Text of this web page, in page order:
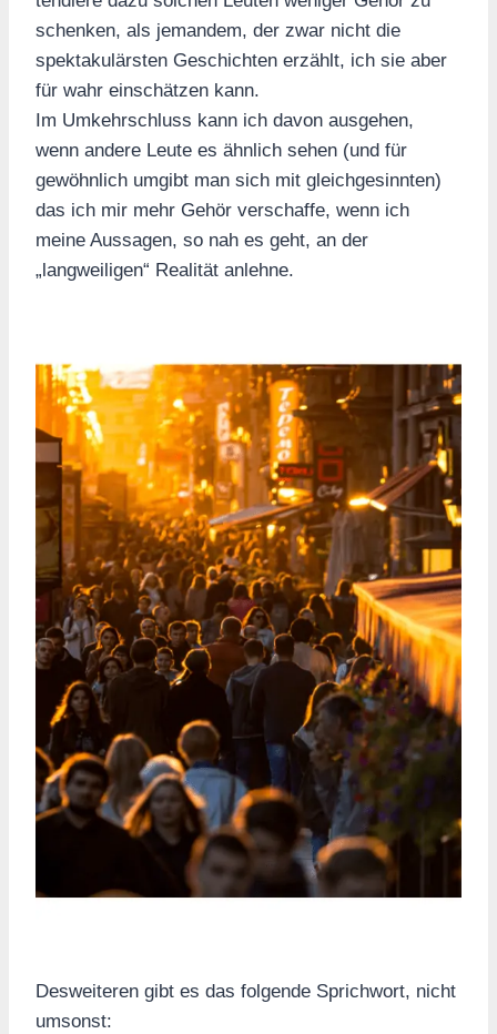
schenken, als jemandem, der zwar nicht die
spektakulärsten Geschichten erzählt, ich sie aber
für wahr einschätzen kann.
Im Umkehrschluss kann ich davon ausgehen,
wenn andere Leute es ähnlich sehen (und für
gewöhnlich umgibt man sich mit gleichgesinnten)
das ich mir mehr Gehör verschaffe, wenn ich
meine Aussagen, so nah es geht, an der
„langweiligen“ Realität anlehne.
Desweiteren gibt es das folgende Sprichwort, nicht
umsonst: